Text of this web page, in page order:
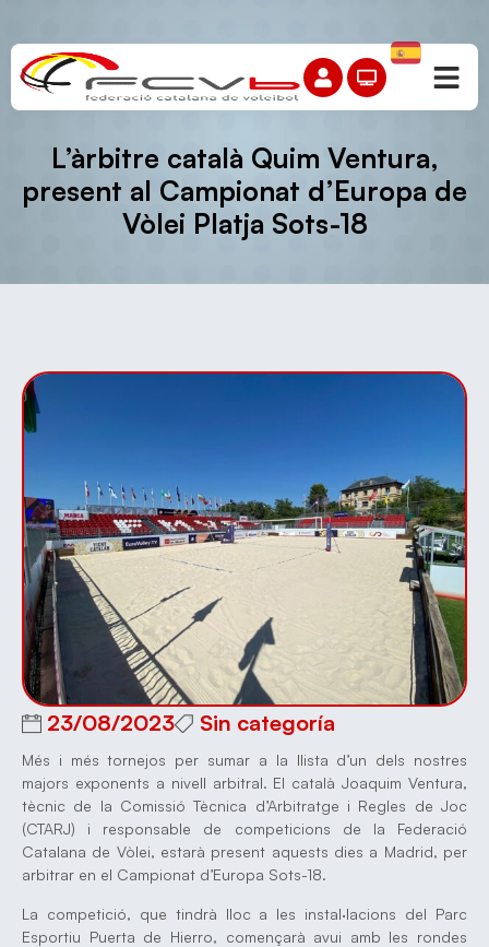
L’àrbitre català Quim Ventura,
present al Campionat d’Europa de
Vòlei Platja Sots-18
23/08/2023 Sin categoría
Més i més tornejos per sumar a la llista d’un dels nostres
majors exponents a nivell arbitral. El català Joaquim Ventura,
tècnic de la Comissió Tècnica d’Arbitratge i Regles de Joc
(CTARJ) i responsable de competicions de la Federació
Catalana de Vòlei, estarà present aquests dies a Madrid, per
arbitrar en el Campionat d’Europa Sots-18.
La competició, que tindrà lloc a les instal·lacions del Parc
Esportiu Puerta de Hierro, començarà avui amb les rondes